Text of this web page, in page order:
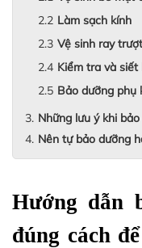
Làm sạch kính
Vệ sinh ray
Kiểm tra và siết
Bảo dưỡng phụ
Những lưu ý khi
Nên tự bảo dưỡng
Hướng dẫn
đúng cách